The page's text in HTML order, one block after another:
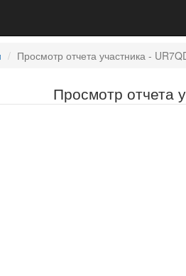
Просмотр отчета участника -
Просмотр отчета